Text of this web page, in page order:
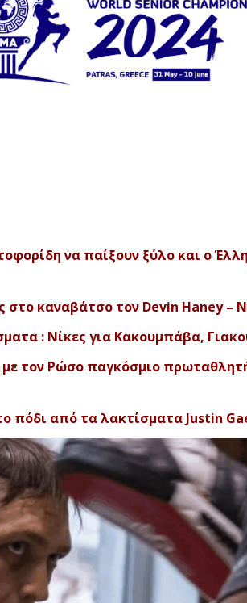
να παίξουν ξύλο και ο
στο καναβάτσο τον Devin Haney
: Νίκες για Κακουμπάβα,
με τον Ρώσο παγκόσμιο
πόδι από τα λακτίσματα Justin